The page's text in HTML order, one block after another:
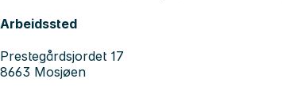
Arbeidssted
Prestegårdsjordet 17
8663 Mosjøen